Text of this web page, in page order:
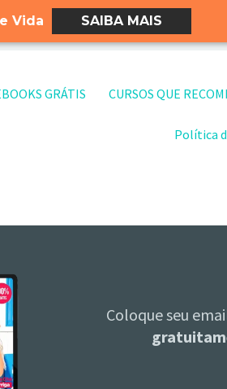
Vida SAIBA MAIS
GRÁTIS CURSOS QUE
Política
Coloque seu